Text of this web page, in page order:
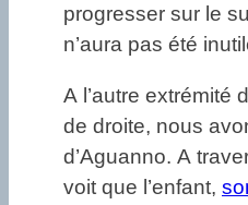
progresser sur le
n’aura pas été
A l’autre extrémité
de droite, nous
d’Aguanno. A
voit que l’enfant,